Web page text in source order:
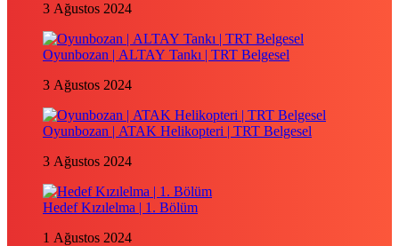
3 Ağustos 2024
Oyunbozan | ALTAY Tankı | TRT Belgesel
3 Ağustos 2024
Oyunbozan | ATAK Helikopteri | TRT Belgesel
3 Ağustos 2024
Hedef Kızılelma | 1. Bölüm
1 Ağustos 2024